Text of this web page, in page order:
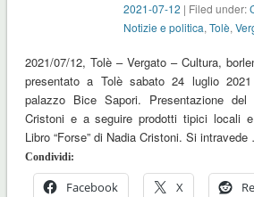
2021-07-12 | Filed under:
Notizie e politica,Tolè,
2021/07/12, Tolè – Vergato – Cultura,
presentato a Tolè sabato 24 luglio
palazzo Bice Sapori. Presentazione del
Cristoni e a seguire prodotti tipici locali
Libro “Forse” di Nadia Cristoni. Si
Condividi:
Facebook X